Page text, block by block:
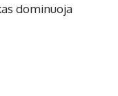
dominuoja